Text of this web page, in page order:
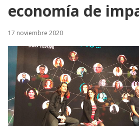
economía de
17 noviembre 2020